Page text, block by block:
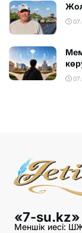
«7-
Меншік иесі: